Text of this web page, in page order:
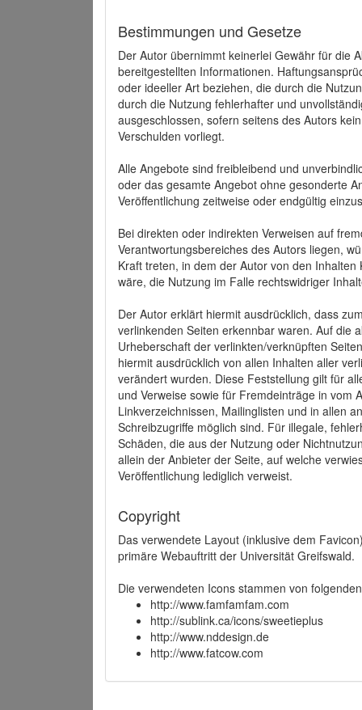
Bestimmungen und Gesetze
Der Autor übernimmt keinerlei Gewähr für die
bereitgestellten Informationen.
oder ideeller Art beziehen, die durch die
durch die Nutzung fehlerhafter und
ausgeschlossen, sofern seitens des Autors
Verschulden vorliegt.
Alle Angebote sind freibleibend und
oder das gesamte Angebot ohne gesonderte
Veröffentlichung zeitweise oder endgültig
Bei direkten oder indirekten Verweisen auf
Verantwortungsbereiches des Autors liegen,
Kraft treten, in dem der Autor von den
wäre, die Nutzung im Falle rechtswidriger
Der Autor erklärt hiermit ausdrücklich, dass
verlinkenden Seiten erkennbar waren. Auf die
Urheberschaft der verlinkten/verknüpften
hiermit ausdrücklich von allen Inhalten aller
verändert wurden. Diese Feststellung gilt für
und Verweise sowie für Fremdeinträge in vom
Linkverzeichnissen, Mailinglisten und in allen
Schreibzugriffe möglich sind. Für illegale,
Schäden, die aus der Nutzung oder
allein der Anbieter der Seite, auf welche
Veröffentlichung lediglich verweist.
Copyright
Das verwendete Layout (inklusive dem
primäre Webauftritt der Universität Greifswald.
Die verwendeten Icons stammen von
http://www.famfamfam.com
http://sublink.ca/icons/sweetieplus
http://www.nddesign.de
http://www.fatcow.com